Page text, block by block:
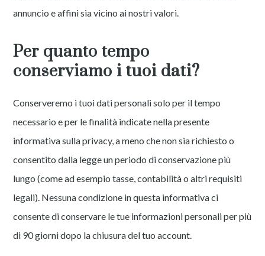
annuncio e affini sia vicino ai nostri valori.
Per quanto tempo
conserviamo i tuoi dati?
Conserveremo i tuoi dati personali solo per il tempo
necessario e per le finalità indicate nella presente
informativa sulla privacy, a meno che non sia richiesto o
consentito dalla legge un periodo di conservazione più
lungo (come ad esempio tasse, contabilità o altri requisiti
legali). Nessuna condizione in questa informativa ci
consente di conservare le tue informazioni personali per più
di 90 giorni dopo la chiusura del tuo account.